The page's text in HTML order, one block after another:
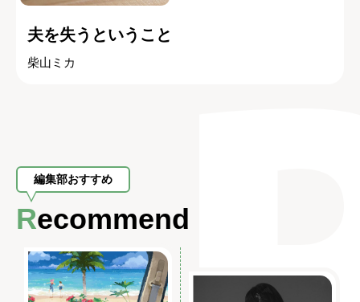
夫を失うということ
柴山ミカ
編集部おすすめ
Recommend